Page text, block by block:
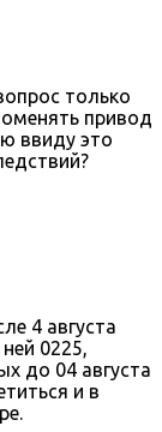
только
привод
ввиду это
4 августа
0225,
до 04 августа
и в